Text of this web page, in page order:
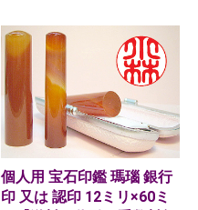
個人用 宝石印鑑 瑪瑙 銀行
印 又は 認印 12ミリ×60ミ